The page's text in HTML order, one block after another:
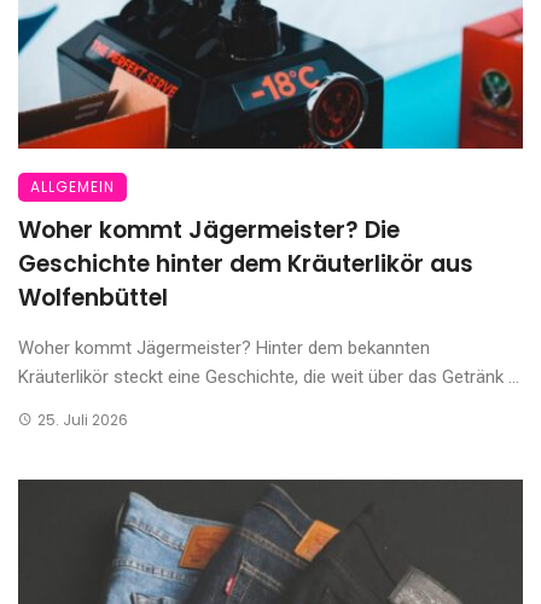
ALLGEMEIN
Woher kommt Jägermeister? Die
Geschichte hinter dem Kräuterlikör aus
Wolfenbüttel
Woher kommt Jägermeister? Hinter dem bekannten
Kräuterlikör steckt eine Geschichte, die weit über das Getränk ...
25. Juli 2026